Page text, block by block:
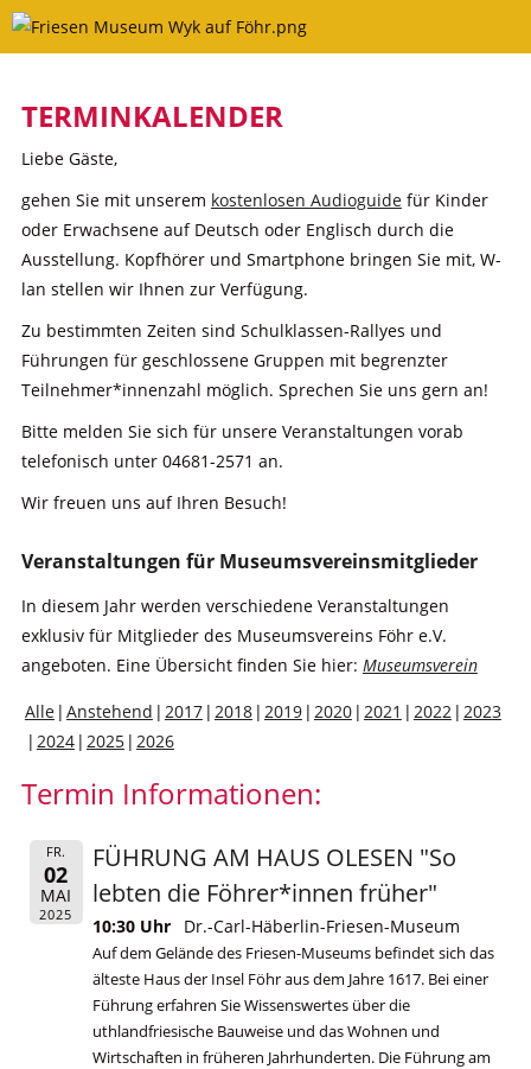
Skip
TERMINKALENDER
Liebe Gäste,
gehen Sie mit unserem kostenlosen Audioguidefür Kinder
oder Erwachsene auf Deutsch oder Englisch durch die
Ausstellung. Kopfhörer und Smartphone bringen Sie mit, W-
lan stellen wir Ihnen zur Verfügung.
Zu bestimmten Zeiten sind Schulklassen-Rallyes und
Führungen für geschlossene Gruppen mit begrenzter
Teilnehmer*innenzahl möglich. Sprechen Sie uns gern an!
Bitte melden Sie sich für unsere Veranstaltungen vorab
telefonisch unter 04681-2571 an.
Wir freuen uns auf Ihren Besuch!
Veranstaltungen für Museumsvereinsmitglieder
In diesem Jahr werden verschiedene Veranstaltungen
exklusiv für Mitglieder des Museumsvereins Föhr e.V.
angeboten. Eine Übersicht finden Sie hier: Museumsverein
Alle Anstehend 2017 2018 2019 2020 2021 2022
2023
2024 2025 2026
Termin Informationen:
FR.
02
MAI
2025
FÜHRUNG AM HAUS OLESEN "So
lebten die Föhrer*innen früher"
10:30 Uhr Dr.-Carl-Häberlin-Friesen-Museum
Auf dem Gelände des Friesen-Museums befindet sich das
älteste Haus der Insel Föhr aus dem Jahre 1617. Bei einer
Führung erfahren Sie Wissenswertes über die
uthlandfriesische Bauweise und das Wohnen und
Wirtschaften in früheren Jahrhunderten. Die Führung am